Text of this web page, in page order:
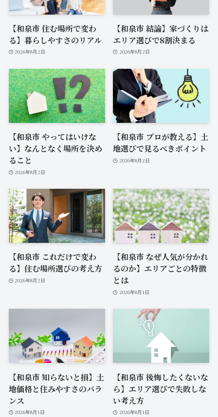
【和泉市 住む場所で変わ
る】暮らしやすさのリアル
2026年8月2日
【和泉市 結論】家づくりは
エリア選びで8割決まる
2026年8月2日
【和泉市 やってはいけな
い】なんとなく場所を決め
ること
2026年8月2日
【和泉市 プロが教える】土
地選びで見るべきポイント
2026年8月2日
【和泉市 これだけで変わ
る】住む場所選びの考え方
2026年8月2日
【和泉市 なぜ人気が分かれ
るのか】エリアごとの特徴
とは
2026年8月1日
【和泉市 知らないと損】土
地価格と住みやすさのバラ
ンス
2026年8月1日
【和泉市 後悔したくないな
ら】エリア選びで失敗しな
い考え方
2026年8月1日